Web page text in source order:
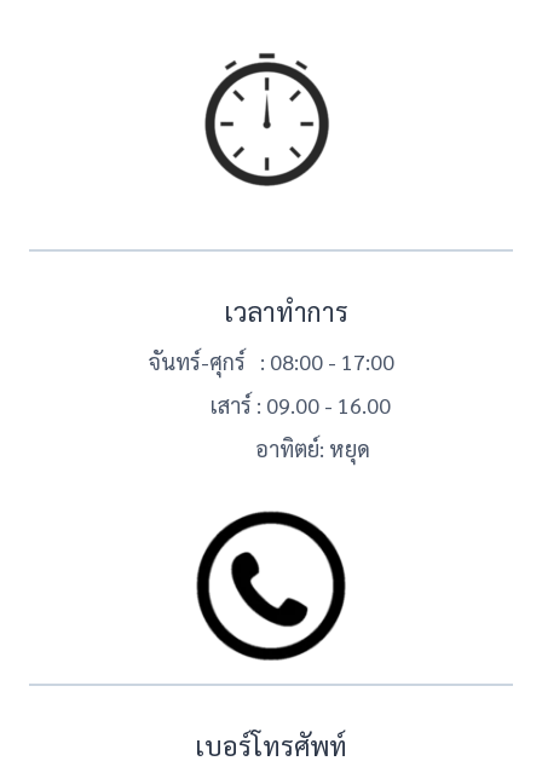
เวลาทำการ
จันทร์-ศุกร์ : 08:00 - 17:00
เสาร์ : 09.00 - 16.00
อาทิตย์: หยุด
เบอร์โทรศัพท์